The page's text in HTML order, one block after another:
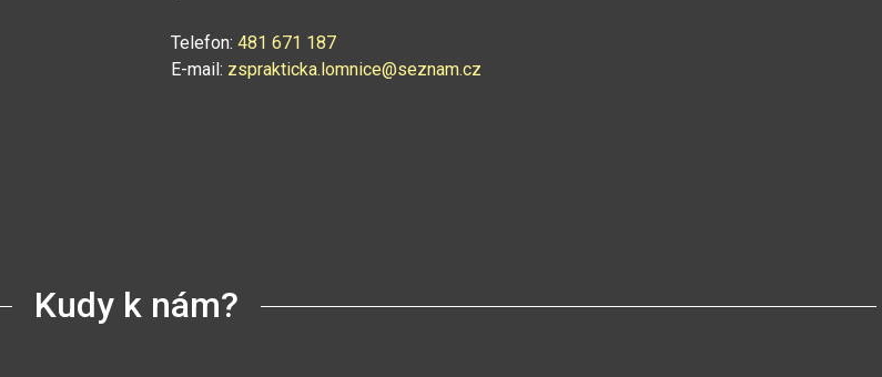
Telefon: 481 671 187
E-mail: zsprakticka.lomnice@seznam.cz
Kudy k nám?